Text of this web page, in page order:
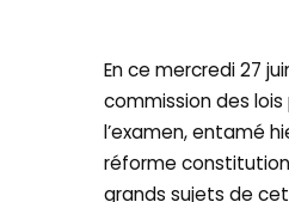
En ce mercredi 27
commission des lois
l’examen, entamé
réforme
grands sujets de